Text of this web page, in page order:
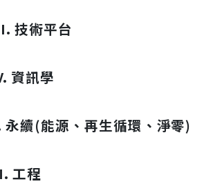
技術平台
資訊學
永續(能源、再生循環、淨零)
工程